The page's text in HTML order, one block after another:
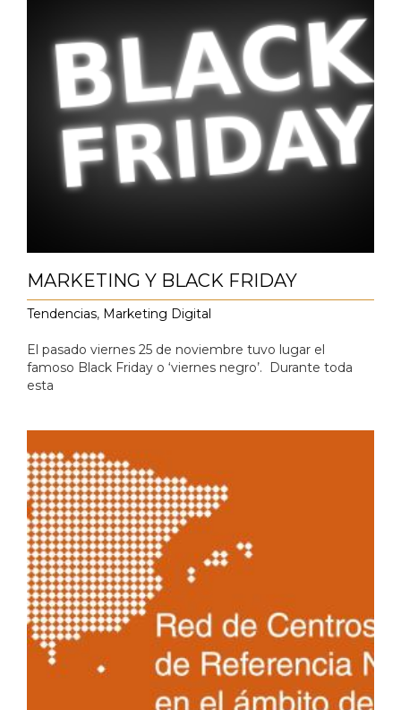
MARKETING Y BLACK FRIDAY
Tendencias, Marketing Digital
El pasado viernes 25 de noviembre tuvo lugar el
famoso Black Friday o ‘viernes negro’. Durante toda
esta